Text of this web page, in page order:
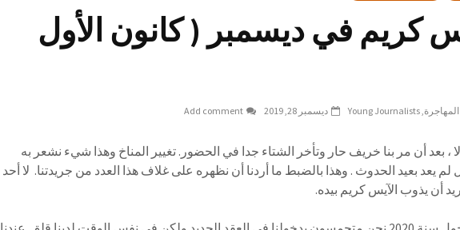
كريم في ديسمبر ( كانون الأول
Young Journalists ديسمبر 28, 2019 Add comment
لا ، بعد أن مر بنا خريف حار وتأخر الشتاء جدا في الحضور. تغيير المناخ وهذا شيء نشعر به
لم يعد بعيد الحدوث . وهذا بالضبط ما أردنا أن نظهره على غلاف هذا العدد من جريدتنا. لا أحد
يريد أن يذوب الآيس كريم بيده.